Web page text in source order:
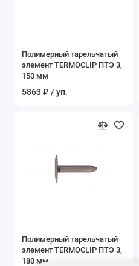
Полимерный тарельчатый
элемент TERMOCLIP ПТЭ 3,
150 мм
5863 ₽ / уп.
Полимерный тарельчатый
элемент TERMOCLIP ПТЭ 3,
180 мм